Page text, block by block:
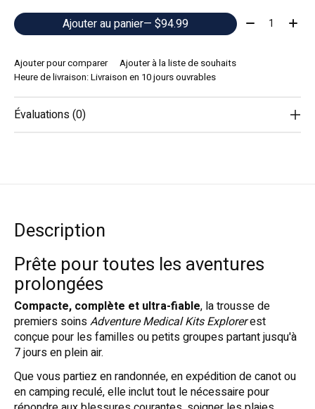
Ajouter au panier
— $94.99 Quantité:
Ajouter pour comparer
Ajouter à la liste de souhaits
Heure de livraison: Livraison en 10 jours ouvrables
Évaluations (0)
Description
Prête pour toutes les aventures
prolongées
Compacte, complète et ultra-fiable, la trousse de
premiers soinsAdventure Medical Kits Explorerest
conçue pour les familles ou petits groupes partant jusqu'à
7 jours en plein air.
Que vous partiez en randonnée, en expédition de canot ou
en camping reculé, elle inclut tout le nécessaire pour